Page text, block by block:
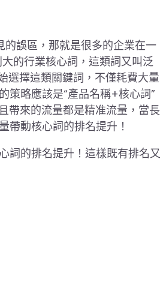
誤區，那就是很多的企業在一
的行業核心詞，這類詞又叫泛
選擇這類關鍵詞，不僅耗費大量
策略應該是“產品名稱+核心詞”
帶來的流量都是精准流量，當長
帶動核心詞的排名提升！
詞的排名提升！這樣既有排名又